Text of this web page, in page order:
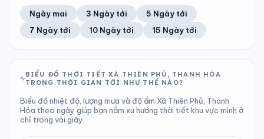
20°C 100%
Khả năng mưa
0.18 mm
Tổng cả ngày
999 hPa
Bình thường
13
Chỉ số UV
Tốt
Ước lượng
19°C
Ổn định
100%
Khả năng mưa
Trung bình ngày Tốc độ gió
TIA UV TẦM NHÌN
LƯỢNG MƯA
9.45 mm
Tổng cả ngày
ÁP SUẤT
1000 hPa
Bình thường
Ngày mai 3 Ngày tới
5 Ngày tới
7 Ngày tới
10 Ngày tới 15 Ngày tới
BIỂU ĐỒ THỜI TIẾT XÃ THIÊN PHỦ, THANH HÓA
TRONG THỜI GIAN TỚI NHƯ THẾ NÀO?
Biểu đồ nhiệt độ, lượng mưa và độ ẩm Xã Thiên Phủ, Thanh
Hóa theo ngày giúp bạn nắm xu hướng thời tiết khu vực mình ở
chỉ trong vài giây.